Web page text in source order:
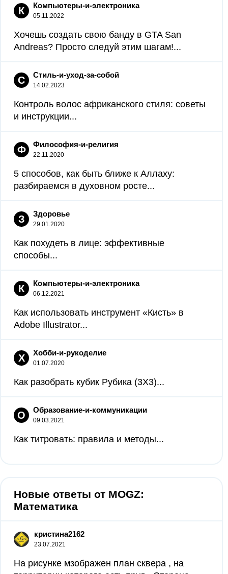
К Компьютеры-и-электроника
05.11.2022
Хочешь создать свою банду в GTA San
Andreas? Просто следуй этим шагам!...
С Стиль-и-уход-за-собой
14.02.2023
Контроль волос африканского стиля: советы
и инструкции...
Ф Философия-и-религия
22.11.2020
5 способов, как быть ближе к Аллаху:
разбираемся в духовном росте...
З Здоровье
29.01.2020
Как похудеть в лице: эффективные
способы...
К Компьютеры-и-электроника
06.12.2021
Как использовать инструмент «Кисть» в
Adobe Illustrator...
Х Хобби-и-рукоделие
01.07.2020
Как разобрать кубик Рубика (3X3)...
О Образование-и-коммуникации
09.03.2021
Как титровать: правила и методы...
Новые ответы от MOGZ:
Математика
кристина2162
23.07.2021
На рисунке мзображен план сквера , на